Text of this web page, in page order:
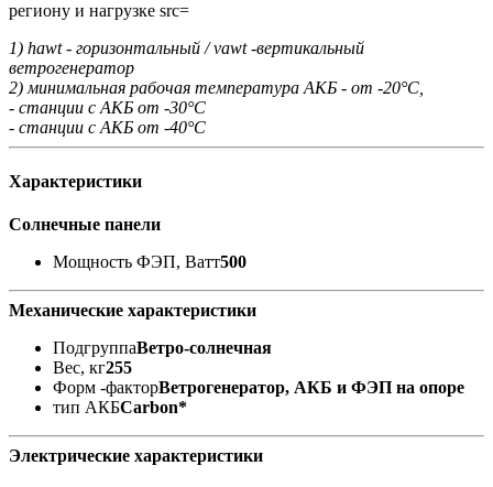
1) hawt - горизонтальный / vawt -вертикальный
ветрогенератор
2) минимальная рабочая температура АКБ - от -20°С,
- станции с АКБ от -30°С
- станции с АКБ от -40°С
Характеристики
Солнечные панели
Мощность ФЭП, Ватт500
Механические характеристики
ПодгруппаВетро-солнечная
Вес, кг255
Форм -факторВетрогенератор, АКБ и ФЭП на опоре
тип АКБCarbon*
Электрические характеристики